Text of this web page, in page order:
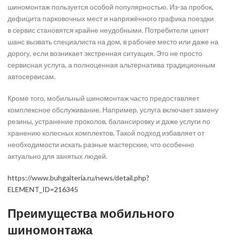
шиномонтаж пользуется особой популярностью. Из-за пробок,
дефицита парковочных мест и напряжённого графика поездки
в сервис становятся крайне неудобными. Потребители ценят
шанс вызвать специалиста на дом, в рабочее место или даже на
дорогу, если возникает экстренная ситуация. Это не просто
сервисная услуга, а полноценная альтернатива традиционным
автосервисам.
Кроме того, мобильный шиномонтаж часто предоставляет
комплексное обслуживание. Например, услуга включает замену
резины, устранение проколов, балансировку и даже услуги по
хранению колесных комплектов. Такой подход избавляет от
необходимости искать разные мастерские, что особенно
актуально для занятых людей.
https://www.buhgalteria.ru/news/detail.php?
ELEMENT_ID=216345
Преимущества мобильного
шиномонтажа